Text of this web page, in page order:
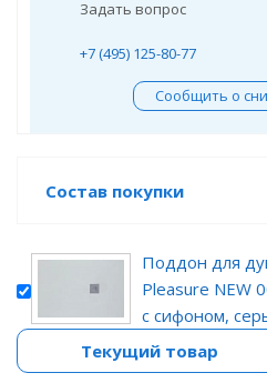
Задать вопрос
+7 (495) 125-80-77
Сообщить о
Состав покупки
Поддон для
Pleasure NEW
с сифоном,
Текущий товар